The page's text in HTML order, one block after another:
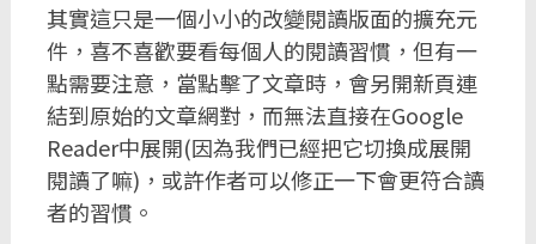
其實這只是一個小小的改變閱讀版面的擴充元
件，喜不喜歡要看每個人的閱讀習慣，但有一
點需要注意，當點擊了文章時，會另開新頁連
結到原始的文章網對，而無法直接在Google
Reader中展開(因為我們已經把它切換成展開
閱讀了嘛)，或許作者可以修正一下會更符合讀
者的習慣。